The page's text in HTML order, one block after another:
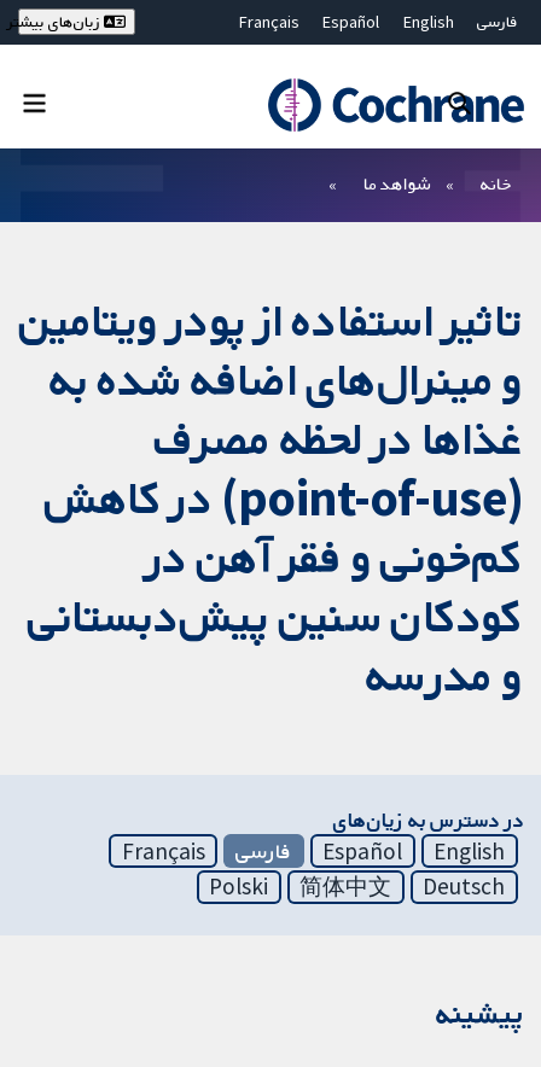
فارسی English
Español
Français
Bahasa Malaysia
ไทย
繁體中文
زبان‌های بیشتر
خانه شواهد ما
تاثیر استفاده از پودر ویتامین
و مینرال‌های اضافه شده به
غذاها در لحظه مصرف
(point-of-use) در کاهش
کم‌خونی و فقر آهن در
کودکان سنین پیش‌دبستانی
و مدرسه
در دسترس به زیان‌های
English
Español فارسی
Français
Deutsch
简体中文
Polski
پیشینه